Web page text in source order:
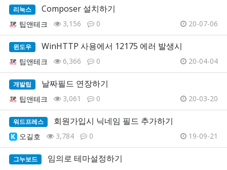
리눅스 Composer 설치하기
팁앤테크 3,156 0 20-07-06
윈도우 WinHTTP 사용에서 12175 에러 발생시
팁앤테크 6,366 0 20-04-04
개발팁 날짜필드 연장하기
팁앤테크 3,061 0 20-03-20
워드프레스 회원가입시 닉네임 필드 추가하기
오길호 3,784 0 19-09-21
그누보드 임의로 테마설정하기